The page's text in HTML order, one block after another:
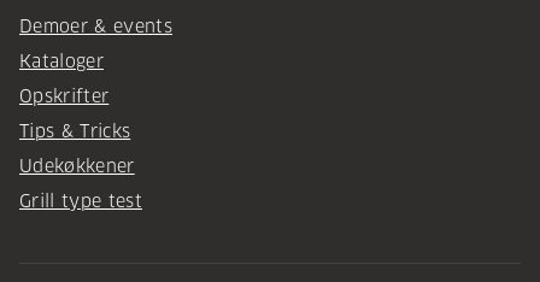
Demoer & events
Kataloger
Opskrifter
Tips & Tricks
Udekøkkener
Grill type test